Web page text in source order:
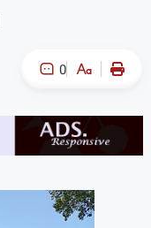
0
A- A+